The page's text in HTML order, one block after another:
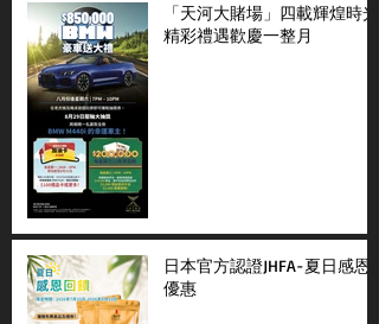
「天河大賭場」四載輝煌時光
精彩禮遇歡慶一整月
日本官方認證JHFA-夏日感恩
優惠